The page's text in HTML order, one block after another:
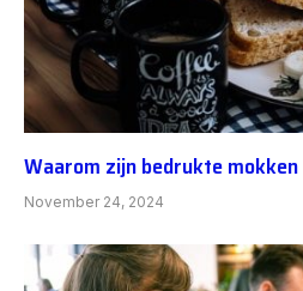
Waarom zijn bedrukte mokken
November 24, 2024